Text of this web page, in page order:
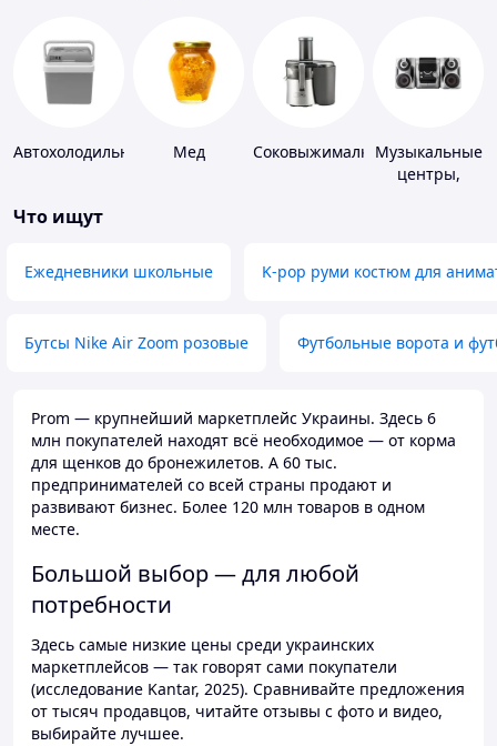
Автохолодильники Мед СоковыжималкиМузыкальные
центры,
Что ищут
Ежедневники школьные K-pop руми костюм для
Бутсы Nike Air Zoom розовые Футбольные ворота и
Prom — крупнейший маркетплейс Украины. Здесь 6
млн покупателей находят всё необходимое — от корма
для щенков до бронежилетов. А 60 тыс.
предпринимателей со всей страны продают и
развивают бизнес. Более 120 млн товаров в одном
месте.
Большой выбор — для любой
потребности
Здесь самые низкие цены среди украинских
маркетплейсов — так говорят сами покупатели
(исследование Kantar, 2025). Сравнивайте предложения
от тысяч продавцов, читайте отзывы с фото и видео,
выбирайте лучшее.